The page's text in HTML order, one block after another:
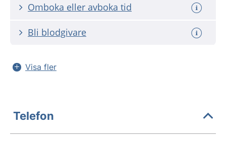
Omboka eller avboka tid
Bli blodgivare
Visa fler
Telefon